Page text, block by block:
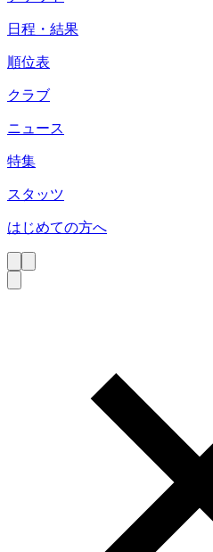
日程・結果
順位表
クラブ
ニュース
特集
スタッツ
はじめての方へ